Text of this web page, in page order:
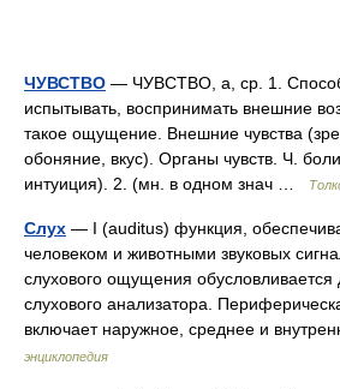
ЧУВСТВО — ЧУВСТВО, а, ср. 1.
испытывать, воспринимать внешние
такое ощущение. Внешние чувства
обоняние, вкус). Органы чувств. Ч.
интуиция). 2. (мн. в одном знач …
Слух — I (auditus) функция,
человеком и животными звуковых
слухового ощущения обусловливается
слухового анализатора.
включает наружное, среднее и
энциклопедия